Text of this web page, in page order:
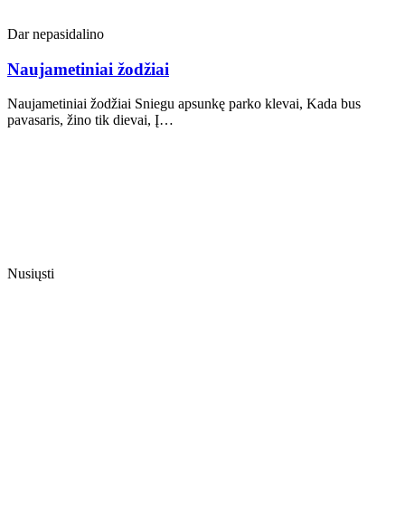
Dar nepasidalino
Naujametiniai žodžiai
Naujametiniai žodžiai Sniegu apsunkę parko klevai, Kada bus
pavasaris, žino tik dievai, Į…
Nusiųsti